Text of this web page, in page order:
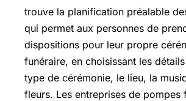
trouve la planification préalable
qui permet aux personnes de
dispositions pour leur propre
funéraire, en choisissant les
type de cérémonie, le lieu, la
fleurs. Les entreprises de pompes